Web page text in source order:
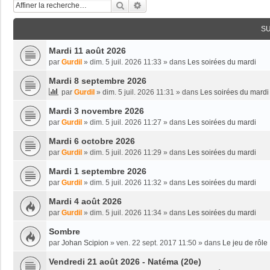
Rechercher
Mardi 11 août 2026
par Gurdil » dim. 5 juil. 2026 11:33 » dans Les soirées du mardi
Mardi 8 septembre 2026
par Gurdil » dim. 5 juil. 2026 11:31 » dans Les soirées du mardi
Mardi 3 novembre 2026
par Gurdil » dim. 5 juil. 2026 11:27 » dans Les soirées du mardi
Mardi 6 octobre 2026
par Gurdil » dim. 5 juil. 2026 11:29 » dans Les soirées du mardi
Mardi 1 septembre 2026
par Gurdil » dim. 5 juil. 2026 11:32 » dans Les soirées du mardi
Mardi 4 août 2026
par Gurdil » dim. 5 juil. 2026 11:34 » dans Les soirées du mardi
Sombre
par Johan Scipion » ven. 22 sept. 2017 11:50 » dans Le jeu de rôle
Vendredi 21 août 2026 - Natéma (20e)